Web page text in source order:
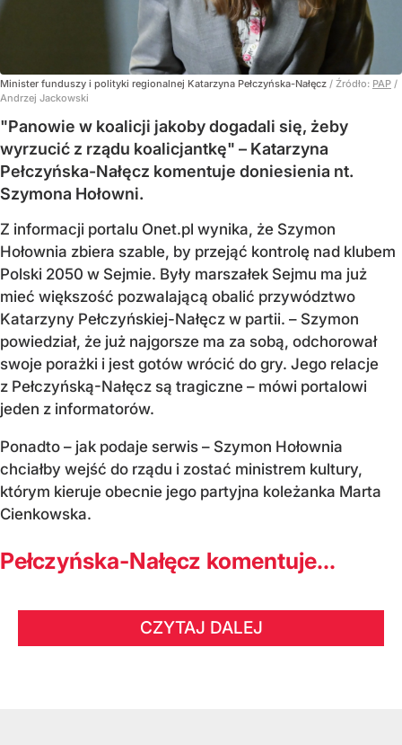
Minister funduszy i polityki regionalnej Katarzyna Pełczyńska-Nałęcz / Źródło: PAP /
Andrzej Jackowski
"Panowie w koalicji jakoby dogadali się, żeby
wyrzucić z rządu koalicjantkę" – Katarzyna
Pełczyńska-Nałęcz komentuje doniesienia nt.
Szymona Hołowni.
Z informacji portalu Onet.pl wynika, że Szymon
Hołownia zbiera szable, by przejąć kontrolę nad klubem
Polski 2050 w Sejmie. Były marszałek Sejmu ma już
mieć większość pozwalającą obalić przywództwo
Katarzyny Pełczyńskiej-Nałęcz w partii. – Szymon
powiedział, że już najgorsze ma za sobą, odchorował
swoje porażki i jest gotów wrócić do gry. Jego relacje
z Pełczyńską-Nałęcz są tragiczne – mówi portalowi
jeden z informatorów.
Ponadto – jak podaje serwis – Szymon Hołownia
chciałby wejść do rządu i zostać ministrem kultury,
którym kieruje obecnie jego partyjna koleżanka Marta
Cienkowska.
Pełczyńska-Nałęcz komentuje...
CZYTAJ DALEJ